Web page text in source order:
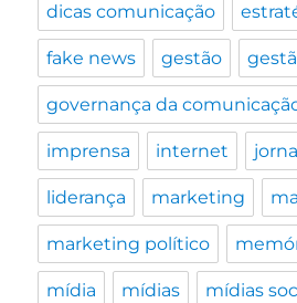
dicas comunicação
fake news gestão
governança da
imprensa internet
liderança marketing
marketing político
mídia mídias mídias